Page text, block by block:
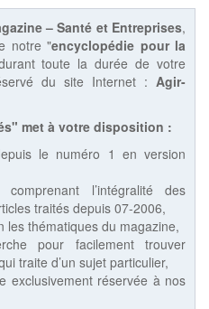
– Santé et Entreprises,
notre "encyclopédie pour la
toute la durée de votre
du site Internet : Agir-
met à votre disposition :
le numéro 1 en version
l’intégralité des
traités depuis 07-2006,
les thématiques du magazine,
pour facilement trouver
traite d’un sujet particulier,
exclusivement réservée à nos